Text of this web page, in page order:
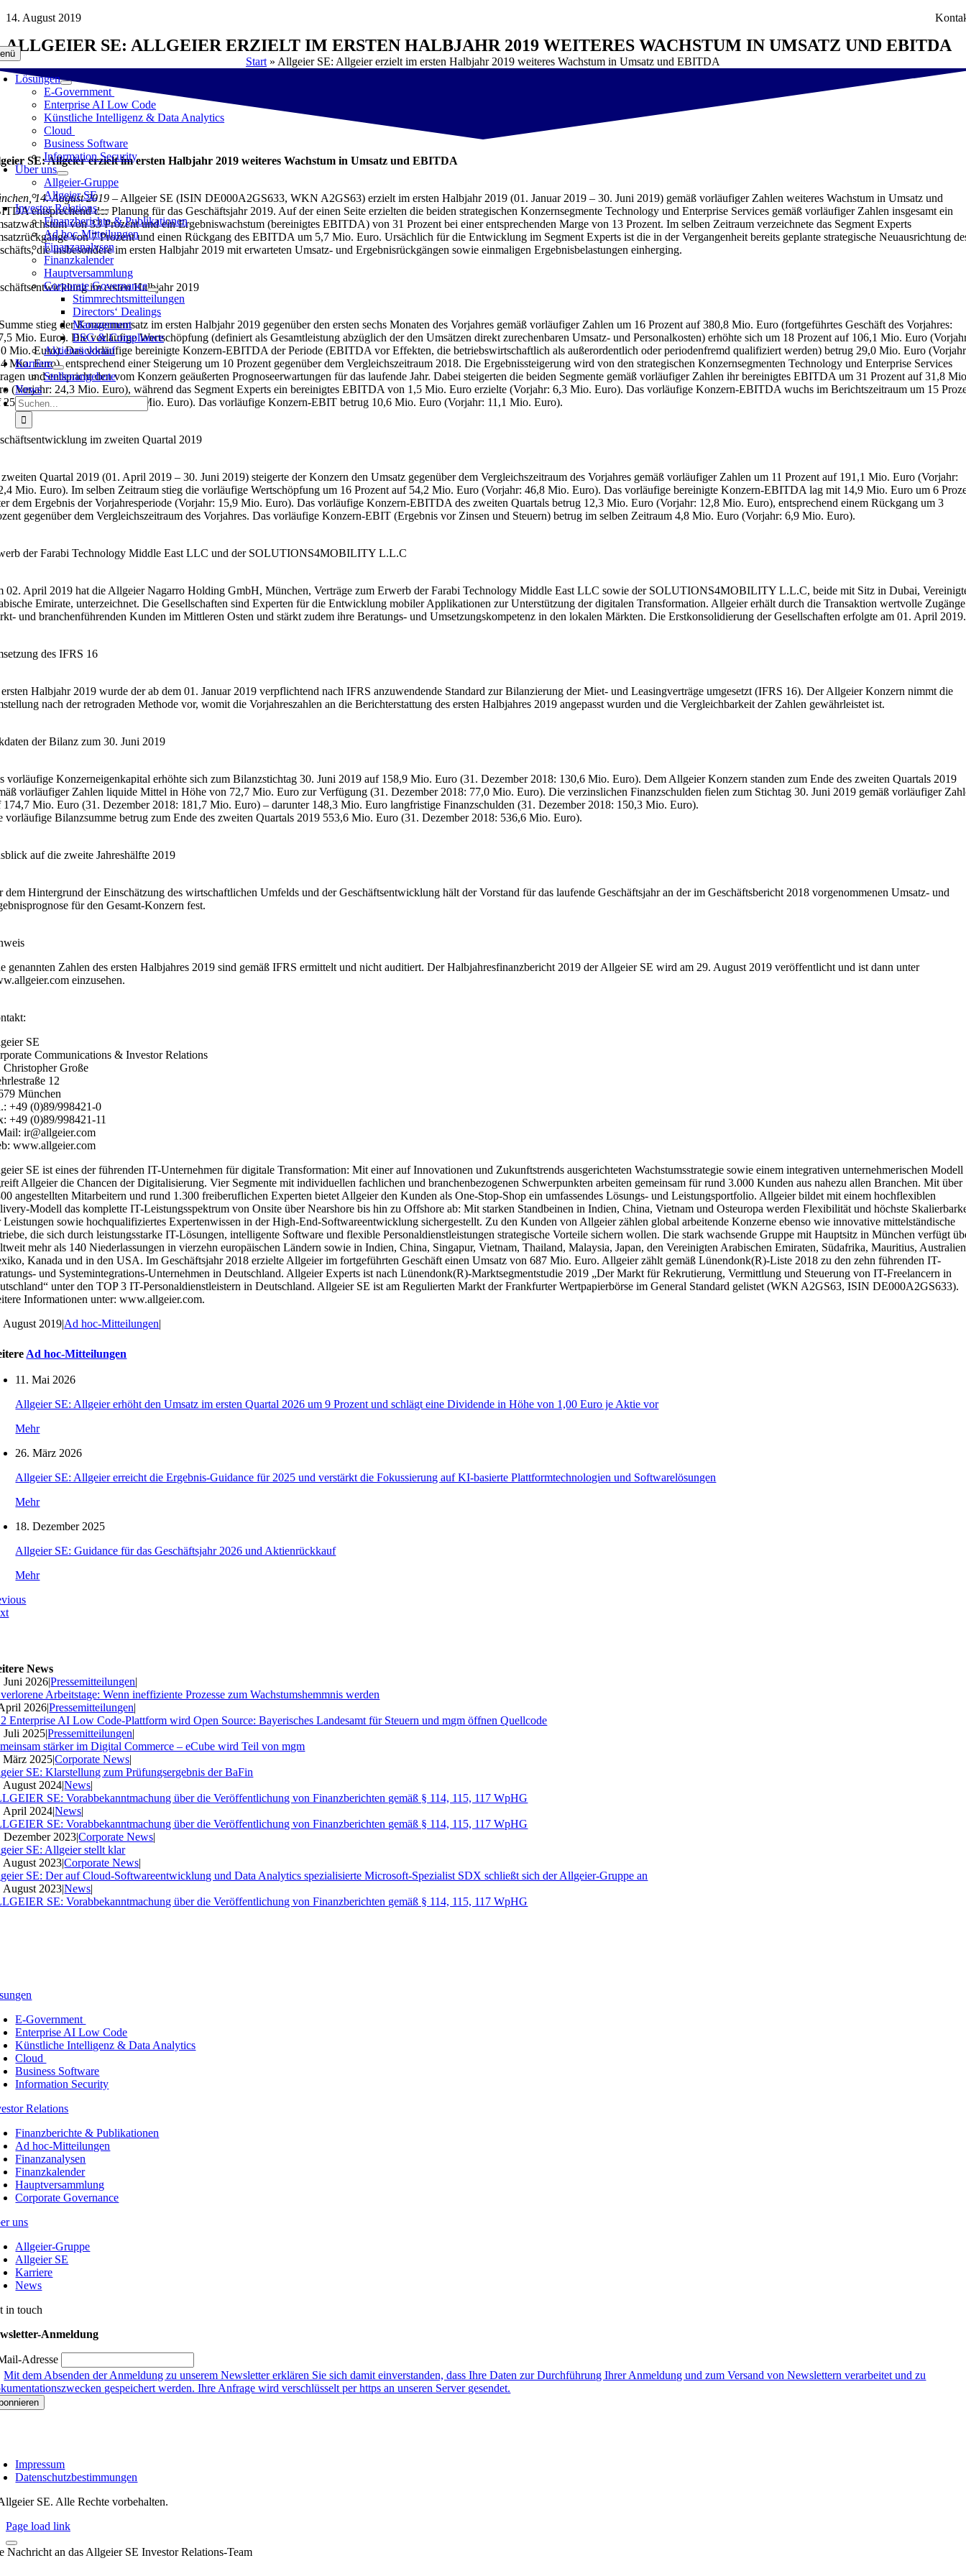
Zum
springen
Lösungen
E-Government
Enterprise AI Low Code
Künstliche Intelligenz & Data Analytics
Cloud
Business Software
Information Security
Über uns
Allgeier-Gruppe
Allgeier SE
Investor Relations
Finanzberichte & Publikationen
Ad hoc-Mitteilungen
Finanzanalysen
Finanzkalender
Hauptversammlung
Corporate Governance
Stimmrechtsmitteilungen
Directors‘ Dealings
Management
ESG & Compliance
Aktienrückkauf
Karriere
Stellenangebote
News
Suche
nach:
14. August 2019
ALLGEIER SE: ALLGEIER ERZIELT IM ERSTEN HALBJAHR 2019 WEITERES WACHSTUM IN UMSATZ UND EBITDA
Start » Allgeier SE: Allgeier erzielt im ersten Halbjahr 2019 weiteres Wachstum in Umsatz und EBITDA
SE: Allgeier erzielt im ersten Halbjahr 2019 weiteres Wachstum in Umsatz und EBITDA
14. August 2019 – Allgeier SE (ISIN DE000A2GS633, WKN A2GS63) erzielt im ersten Halbjahr 2019 (01. Januar 2019 – 30. Juni 2019) gemäß vorläufiger Zahlen weiteres Wachstum in Umsatz und
entsprechend der Planung für das Geschäftsjahr 2019. Auf der einen Seite erzielten die beiden strategischen Konzernsegmente Technology und Enterprise Services gemäß vorläufiger Zahlen insgesamt ein
von 33 Prozent und ein Ergebniswachstum (bereinigtes EBITDA) von 31 Prozent bei einer entsprechenden Marge von 13 Prozent. Im selben Zeitraum verzeichnete das Segment Experts
von 7 Prozent und einen Rückgang des EBITDA um 5,7 Mio. Euro. Ursächlich für die Entwicklung im Segment Experts ist die in der Vergangenheit bereits geplante strategische Neuausrichtung
die insbesondere im ersten Halbjahr 2019 mit erwarteten Umsatz- und Ergebnisrückgängen sowie einmaligen Ergebnisbelastungen einherging.
im ersten Halbjahr 2019
stieg der Konzernumsatz im ersten Halbjahr 2019 gegenüber den ersten sechs Monaten des Vorjahres gemäß vorläufiger Zahlen um 16 Prozent auf 380,8 Mio. Euro (fortgeführtes Geschäft des Vorjahres:
Mio. Euro). Die vorläufige Wertschöpfung (definiert als Gesamtleistung abzüglich der den Umsätzen direkt zurechenbaren Umsatz- und Personalkosten) erhöhte sich um 18 Prozent auf 106,1 Mio. Euro
Mio. Euro). Das vorläufige bereinigte Konzern-EBITDA der Periode (EBITDA vor Effekten, die betriebswirtschaftlich als außerordentlich oder periodenfremd qualifiziert werden) betrug 29,0 Mio. Euro
Mio. Euro), entsprechend einer Steigerung um 10 Prozent gegenüber dem Vergleichszeitraum 2018. Die Ergebnissteigerung wird von den strategischen Konzernsegmenten Technology und Enterprise Services
und entspricht den vom Konzern geäußerten Prognoseerwartungen für das laufende Jahr. Dabei steigerten die beiden Segmente gemäß vorläufiger Zahlen ihr bereinigtes EBITDA um 31 Prozent auf 31,8
(Vorjahr: 24,3 Mio. Euro), während das Segment Experts ein bereinigtes EBITDA von 1,5 Mio. Euro erzielte (Vorjahr: 6,3 Mio. Euro). Das vorläufige Konzern-EBITDA wuchs im Berichtszeitraum um 15
25,7 Mio. Euro (Vorjahr: 22,3 Mio. Euro). Das vorläufige Konzern-EBIT betrug 10,6 Mio. Euro (Vorjahr: 11,1 Mio. Euro).
im zweiten Quartal 2019
Quartal 2019 (01. April 2019 – 30. Juni 2019) steigerte der Konzern den Umsatz gegenüber dem Vergleichszeitraum des Vorjahres gemäß vorläufiger Zahlen um 11 Prozent auf 191,1 Mio. Euro (Vorjahr:
Mio. Euro). Im selben Zeitraum stieg die vorläufige Wertschöpfung um 16 Prozent auf 54,2 Mio. Euro (Vorjahr: 46,8 Mio. Euro). Das vorläufige bereinigte Konzern-EBITDA lag mit 14,9 Mio. Euro um 6
dem Ergebnis der Vorjahresperiode (Vorjahr: 15,9 Mio. Euro). Das vorläufige Konzern-EBITDA des zweiten Quartals betrug 12,3 Mio. Euro (Vorjahr: 12,8 Mio. Euro), entsprechend einem Rückgang um 3
gegenüber dem Vergleichszeitraum des Vorjahres. Das vorläufige Konzern-EBIT (Ergebnis vor Zinsen und Steuern) betrug im selben Zeitraum 4,8 Mio. Euro (Vorjahr: 6,9 Mio. Euro).
der Farabi Technology Middle East LLC und der SOLUTIONS4MOBILITY L.L.C
02. April 2019 hat die Allgeier Nagarro Holding GmbH, München, Verträge zum Erwerb der Farabi Technology Middle East LLC sowie der SOLUTIONS4MOBILITY L.L.C, beide mit Sitz in Dubai,
Emirate, unterzeichnet. Die Gesellschaften sind Experten für die Entwicklung mobiler Applikationen zur Unterstützung der digitalen Transformation. Allgeier erhält durch die Transaktion wertvolle
und branchenführenden Kunden im Mittleren Osten und stärkt zudem ihre Beratungs- und Umsetzungskompetenz in den lokalen Märkten. Die Erstkonsolidierung der Gesellschaften erfolgte am 01. April 2019.
des IFRS 16
Halbjahr 2019 wurde der ab dem 01. Januar 2019 verpflichtend nach IFRS anzuwendende Standard zur Bilanzierung der Miet- und Leasingverträge umgesetzt (IFRS 16). Der Allgeier Konzern nimmt die
nach der retrograden Methode vor, womit die Vorjahreszahlen an die Berichterstattung des ersten Halbjahres 2019 angepasst wurden und die Vergleichbarkeit der Zahlen gewährleistet ist.
der Bilanz zum 30. Juni 2019
vorläufige Konzerneigenkapital erhöhte sich zum Bilanzstichtag 30. Juni 2019 auf 158,9 Mio. Euro (31. Dezember 2018: 130,6 Mio. Euro). Dem Allgeier Konzern standen zum Ende des zweiten Quartals 2019
vorläufiger Zahlen liquide Mittel in Höhe von 72,7 Mio. Euro zur Verfügung (31. Dezember 2018: 77,0 Mio. Euro). Die verzinslichen Finanzschulden fielen zum Stichtag 30. Juni 2019 gemäß vorläufiger
174,7 Mio. Euro (31. Dezember 2018: 181,7 Mio. Euro) – darunter 148,3 Mio. Euro langfristige Finanzschulden (31. Dezember 2018: 150,3 Mio. Euro).
vorläufige Bilanzsumme betrug zum Ende des zweiten Quartals 2019 553,6 Mio. Euro (31. Dezember 2018: 536,6 Mio. Euro).
auf die zweite Jahreshälfte 2019
dem Hintergrund der Einschätzung des wirtschaftlichen Umfelds und der Geschäftsentwicklung hält der Vorstand für das laufende Geschäftsjahr an der im Geschäftsbericht 2018 vorgenommenen Umsatz- und
für den Gesamt-Konzern fest.
genannten Zahlen des ersten Halbjahres 2019 sind gemäß IFRS ermittelt und nicht auditiert. Der Halbjahresfinanzbericht 2019 der Allgeier SE wird am 29. August 2019 veröffentlicht und ist dann unter
einzusehen.
SE
Communications & Investor Relations
Christopher Große
12
München
+49 (0)89/998421-0
+49 (0)89/998421-11
ir@allgeier.com
www.allgeier.com
SE ist eines der führenden IT-Unternehmen für digitale Transformation: Mit einer auf Innovationen und Zukunftstrends ausgerichteten Wachstumsstrategie sowie einem integrativen unternehmerischen Modell
Allgeier die Chancen der Digitalisierung. Vier Segmente mit individuellen fachlichen und branchenbezogenen Schwerpunkten arbeiten gemeinsam für rund 3.000 Kunden aus nahezu allen Branchen. Mit über
angestellten Mitarbeitern und rund 1.300 freiberuflichen Experten bietet Allgeier den Kunden als One-Stop-Shop ein umfassendes Lösungs- und Leistungsportfolio. Allgeier bildet mit einem hochflexiblen
Modell das komplette IT-Leistungsspektrum von Onsite über Nearshore bis hin zu Offshore ab: Mit starken Standbeinen in Indien, China, Vietnam und Osteuropa werden Flexibilität und höchste
Leistungen sowie hochqualifiziertes Expertenwissen in der High-End-Softwareentwicklung sichergestellt. Zu den Kunden von Allgeier zählen global arbeitende Konzerne ebenso wie innovative mittelständische
die sich durch leistungsstarke IT-Lösungen, intelligente Software und flexible Personaldienstleistungen strategische Vorteile sichern wollen. Die stark wachsende Gruppe mit Hauptsitz in München verfügt
mehr als 140 Niederlassungen in vierzehn europäischen Ländern sowie in Indien, China, Singapur, Vietnam, Thailand, Malaysia, Japan, den Vereinigten Arabischen Emiraten, Südafrika, Mauritius,
Kanada und in den USA. Im Geschäftsjahr 2018 erzielte Allgeier im fortgeführten Geschäft einen Umsatz von 687 Mio. Euro. Allgeier zählt gemäß Lünendonk(R)-Liste 2018 zu den zehn führenden IT-
und Systemintegrations-Unternehmen in Deutschland. Allgeier Experts ist nach Lünendonk(R)-Marktsegmentstudie 2019 „Der Markt für Rekrutierung, Vermittlung und Steuerung von IT-Freelancern in
unter den TOP 3 IT-Personaldienstleistern in Deutschland. Allgeier SE ist am Regulierten Markt der Frankfurter Wertpapierbörse im General Standard gelistet (WKN A2GS63, ISIN DE000A2GS633).
Informationen unter: www.allgeier.com.
August 2019|Ad hoc-Mitteilungen|
Ad hoc-Mitteilungen
11. Mai 2026
Allgeier SE: Allgeier erhöht den Umsatz im ersten Quartal 2026 um 9 Prozent und schlägt eine Dividende in Höhe von 1,00 Euro je Aktie vor
Mehr
26. März 2026
Allgeier SE: Allgeier erreicht die Ergebnis-Guidance für 2025 und verstärkt die Fokussierung auf KI‑basierte Plattformtechnologien und Softwarelösungen
Mehr
18. Dezember 2025
Allgeier SE: Guidance für das Geschäftsjahr 2026 und Aktienrückkauf
Mehr
News
Juni 2026|Pressemitteilungen|
Arbeitstage: Wenn ineffiziente Prozesse zum Wachstumshemmnis werden
2026|Pressemitteilungen|
Enterprise AI Low Code-Plattform wird Open Source: Bayerisches Landesamt für Steuern und mgm öffnen Quellcode
Juli 2025|Pressemitteilungen|
stärker im Digital Commerce – eCube wird Teil von mgm
März 2025|Corporate News|
SE: Klarstellung zum Prüfungsergebnis der BaFin
August 2024|News|
SE: Vorabbekanntmachung über die Veröffentlichung von Finanzberichten gemäß § 114, 115, 117 WpHG
April 2024|News|
SE: Vorabbekanntmachung über die Veröffentlichung von Finanzberichten gemäß § 114, 115, 117 WpHG
Dezember 2023|Corporate News|
SE: Allgeier stellt klar
August 2023|Corporate News|
SE: Der auf Cloud-Softwareentwicklung und Data Analytics spezialisierte Microsoft-Spezialist SDX schließt sich der Allgeier-Gruppe an
August 2023|News|
SE: Vorabbekanntmachung über die Veröffentlichung von Finanzberichten gemäß § 114, 115, 117 WpHG
E-Government
Enterprise AI Low Code
Künstliche Intelligenz & Data Analytics
Cloud
Business Software
Information Security
Relations
Finanzberichte & Publikationen
Ad hoc-Mitteilungen
Finanzanalysen
Finanzkalender
Hauptversammlung
Corporate Governance
uns
Allgeier-Gruppe
Allgeier SE
Karriere
News
in touch
Anmeldung
Adresse
Mit dem Absenden der Anmeldung zu unserem Newsletter erklären Sie sich damit einverstanden, dass Ihre Daten zur Durchführung Ihrer Anmeldung und zum Versand von Newslettern verarbeitet und zu
gespeichert werden. Ihre Anfrage wird verschlüsselt per https an unseren Server gesendet.
Impressum
Datenschutzbestimmungen
SE. Alle Rechte vorbehalten.
Page load link
Nachricht an das Allgeier SE Investor Relations-Team